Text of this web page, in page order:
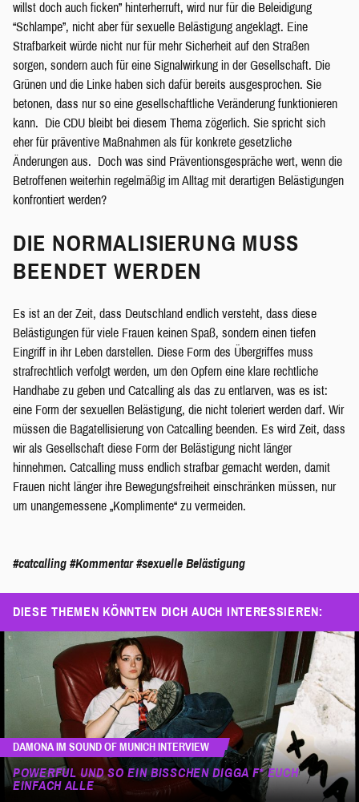
willst doch auch ficken” hinterherruft, wird nur für die Beleidigung
“Schlampe”, nicht aber für sexuelle Belästigung angeklagt. Eine
Strafbarkeit würde nicht nur für mehr Sicherheit auf den Straßen
sorgen, sondern auch für eine Signalwirkung in der Gesellschaft. Die
Grünen und die Linke haben sich dafür bereits ausgesprochen. Sie
betonen, dass nur so eine gesellschaftliche Veränderung funktionieren
kann. Die CDU bleibt bei diesem Thema zögerlich. Sie spricht sich
eher für präventive Maßnahmen als für konkrete gesetzliche
Änderungen aus. Doch was sind Präventionsgespräche wert, wenn die
Betroffenen weiterhin regelmäßig im Alltag mit derartigen Belästigungen
konfrontiert werden?
DIE NORMALISIERUNG MUSS
BEENDET WERDEN
Es ist an der Zeit, dass Deutschland endlich versteht, dass diese
Belästigungen für viele Frauen keinen Spaß, sondern einen tiefen
Eingriff in ihr Leben darstellen. Diese Form des Übergriffes muss
strafrechtlich verfolgt werden, um den Opfern eine klare rechtliche
Handhabe zu geben und Catcalling als das zu entlarven, was es ist:
eine Form der sexuellen Belästigung, die nicht toleriert werden darf. Wir
müssen die Bagatellisierung von Catcalling beenden. Es wird Zeit, dass
wir als Gesellschaft diese Form der Belästigung nicht länger
hinnehmen. Catcalling muss endlich strafbar gemacht werden, damit
Frauen nicht länger ihre Bewegungsfreiheit einschränken müssen, nur
um unangemessene „Komplimente“ zu vermeiden.
#catcalling #Kommentar #sexuelle Belästigung
DIESE THEMEN KÖNNTEN DICH AUCH INTERESSIEREN:
DAMONA IM SOUND OF MUNICH INTERVIEW
POWERFUL UND SO EIN BISSCHEN DIGGA F* EUCH
EINFACH ALLE